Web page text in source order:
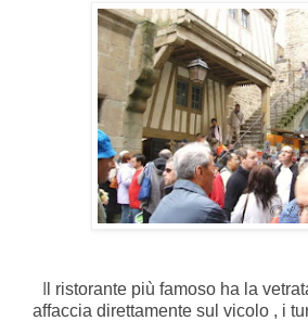
l ristorante più famoso ha la
affaccia direttamente sul vicolo , i